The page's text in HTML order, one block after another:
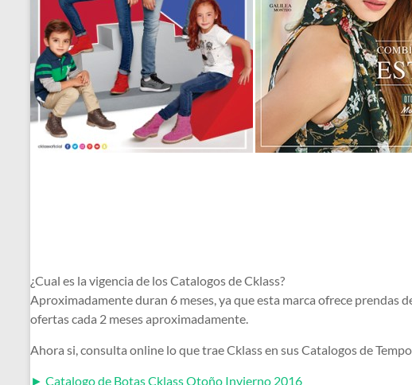
¿Cual es la vigencia de los Catalogos de Cklass?
Aproximadamente duran 6 meses, ya que esta marca ofrece
ofertas cada 2 meses aproximadamente.
Ahora si, consulta online lo que trae Cklass en sus Catalogos de
► Catalogo de Botas Cklass Otoño Invierno 2016